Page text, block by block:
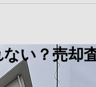
い？売却